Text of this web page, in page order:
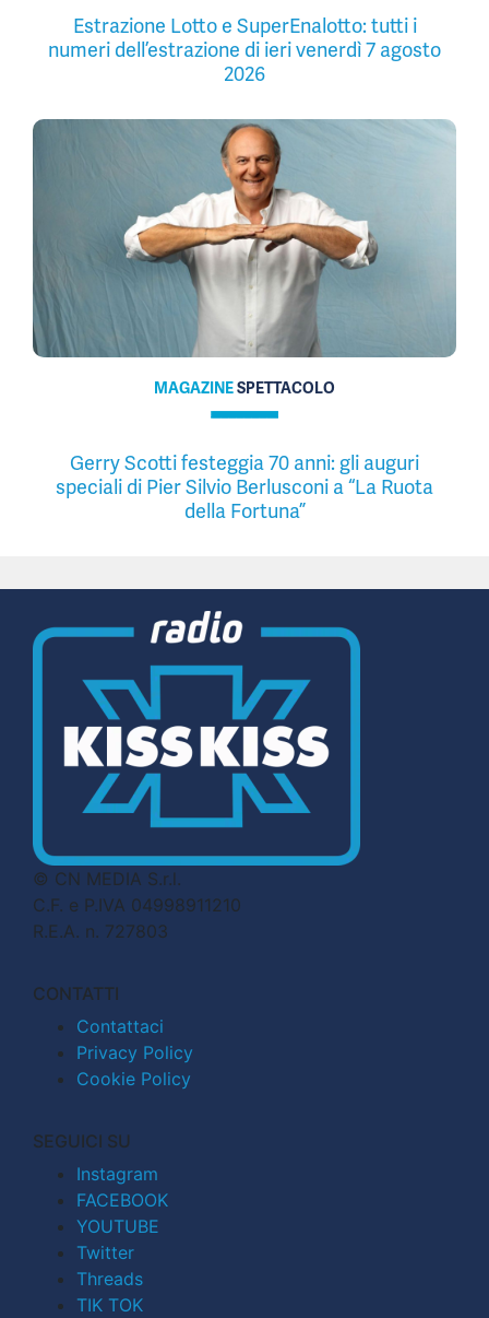
Estrazione Lotto e SuperEnalotto: tutti i
numeri dell’estrazione di ieri venerdì 7 agosto
2026
MAGAZINESPETTACOLO
Gerry Scotti festeggia 70 anni: gli auguri
speciali di Pier Silvio Berlusconi a “La Ruota
della Fortuna”
© CN MEDIA S.r.l.
C.F. e P.IVA 04998911210
R.E.A. n. 727803
CONTATTI
Contattaci
Privacy Policy
Cookie Policy
SEGUICI SU
Instagram
FACEBOOK
YOUTUBE
Twitter
Threads
TIK TOK